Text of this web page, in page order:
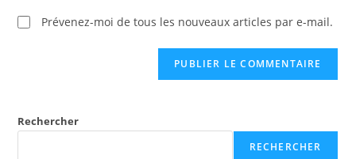
Prévenez-moi de tous les nouveaux articles par e-mail.
Rechercher
RECHERCHER